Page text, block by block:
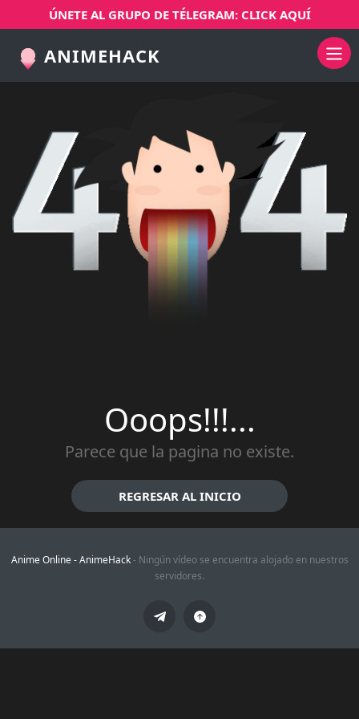
ÚNETE AL GRUPO DE TÉLEGRAM: CLICK AQUÍ
ANIMEHACK
Ooops!!!...
Parece que la pagina no existe.
REGRESAR AL INICIO
Anime Online -AnimeHack- Ningún vídeo se encuentra alojado en nuestros
servidores.